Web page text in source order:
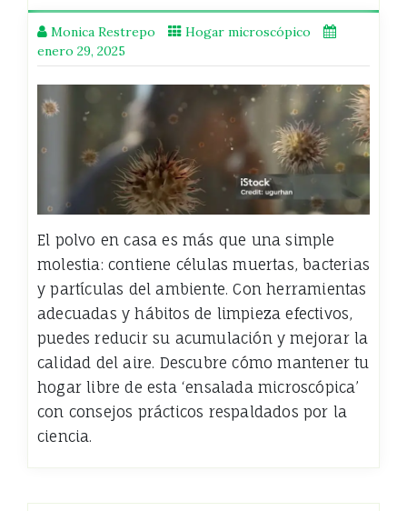
Monica Restrepo
Hogar microscópico
enero 29, 2025
El polvo en casa es más que una simple
molestia: contiene células muertas, bacterias
y partículas del ambiente. Con herramientas
adecuadas y hábitos de limpieza efectivos,
puedes reducir su acumulación y mejorar la
calidad del aire. Descubre cómo mantener tu
hogar libre de esta ‘ensalada microscópica’
con consejos prácticos respaldados por la
ciencia.